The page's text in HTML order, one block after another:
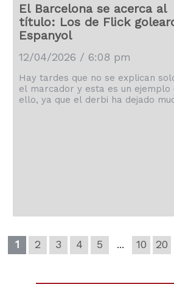
El Barcelona se acerca al
título: Los de Flick
Espanyol
12/04/2026 / 6:08 pm
Hay tardes que no se explican
el marcador y esta es un ejemplo
ello, ya que el derbi ha dejado
1 2 3 4 5 ... 10 20